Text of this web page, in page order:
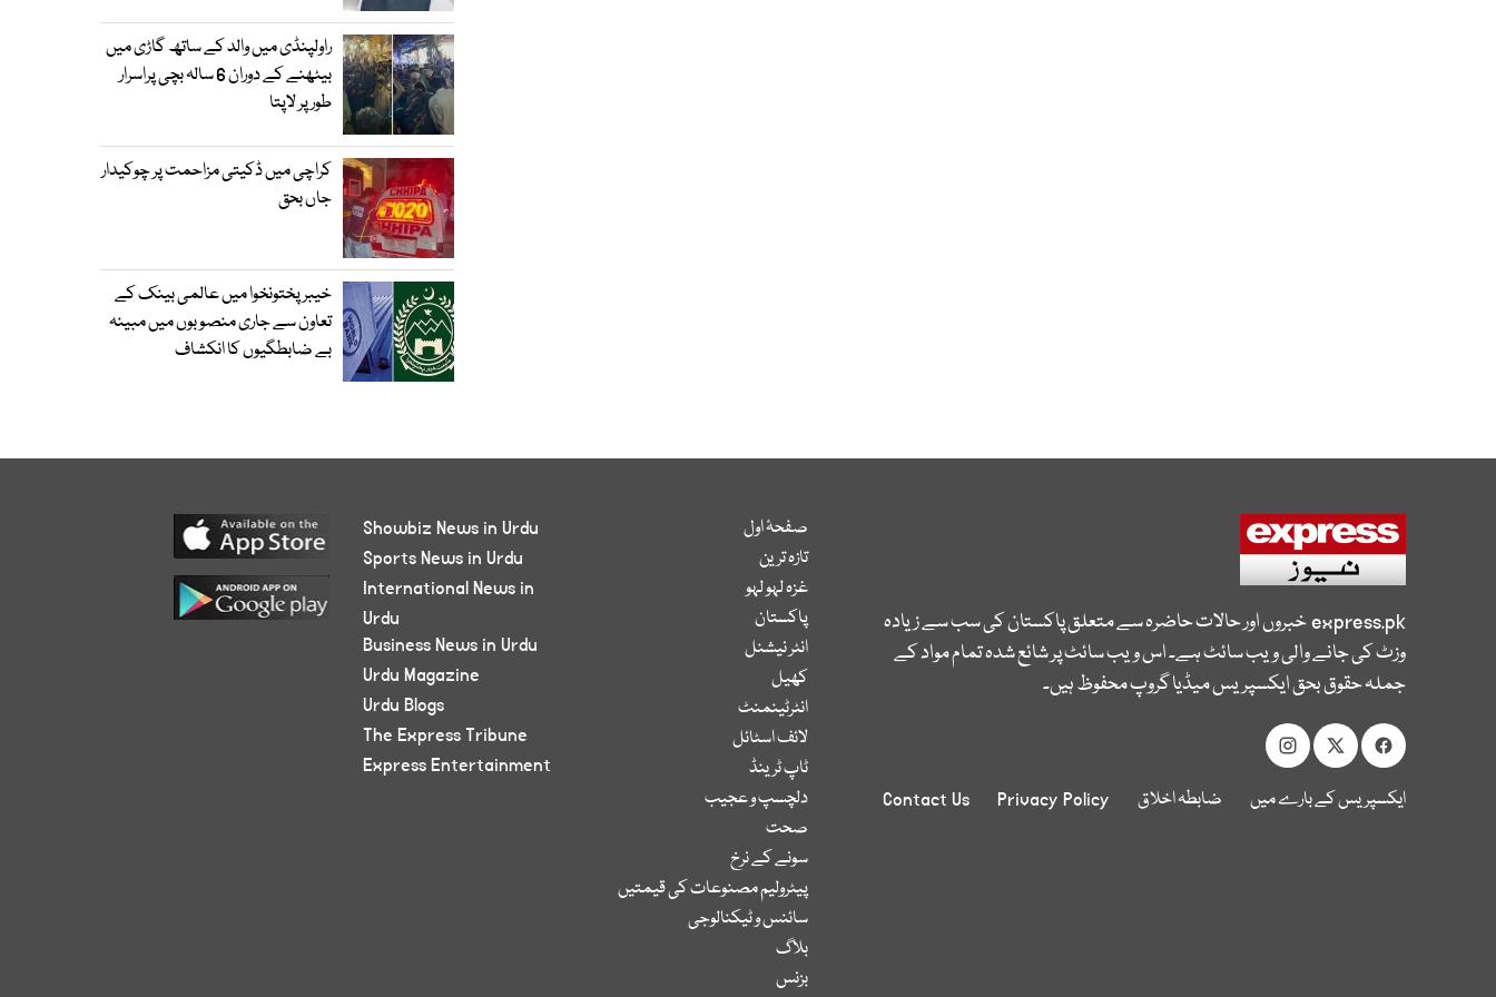
راولپنڈی میں والد کے ساتھ گاڑی میں
بیٹھنے کے دوران 6 سالہ بچی پراسرار
طور پر لاپتا
کراچی میں ڈکیتی مزاحمت پر چوکیدار
جاں بحق
خیبرپختونخوا میں عالمی بینک کے
تعاون سے جاری منصوبوں میں مبینہ
بے ضابطگیوں کا انکشاف
express.pkخبروں اور حالات حاضرہ سے متعلق پاکستان کی سب سے زیادہ
وزٹ کی جانے والی ویب سائٹ ہے۔ اس ویب سائٹ پر شائع شدہ تمام مواد کے
جملہ حقوق بحق ایکسپریس میڈیا گروپ محفوظ ہیں۔
ایکسپریس کے بارے میں ضابطہ اخلاق Privacy Policy
Contact Us
صفحۂ اول
تازہ ترین
غزہ لہو لہو
پاکستان
انٹر نیشنل
کھیل
انٹرٹینمنٹ
لائف اسٹائل
ٹاپ ٹرینڈ
دلچسپ و عجیب
صحت
سونے کے نرخ
پیٹرولیم مصنوعات کی قیمتیں
سائنس و ٹیکنالوجی
بلاگ
بزنس
Showbiz News in Urdu
Sports News in Urdu
International News in
Urdu
Business News in Urdu
Urdu Magazine
Urdu Blogs
The Express Tribune
Express Entertainment